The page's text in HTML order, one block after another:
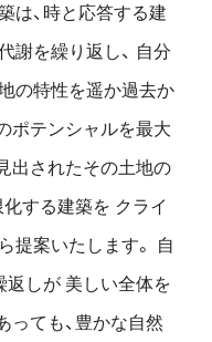
は、時と応答する建
謝を繰り返し、 自分
の特性を遥か過去か
ポテンシャルを最大
出されたその土地の
する建築を クライ
提案いたします。
自
返しが 美しい全体を
っても、豊かな自然